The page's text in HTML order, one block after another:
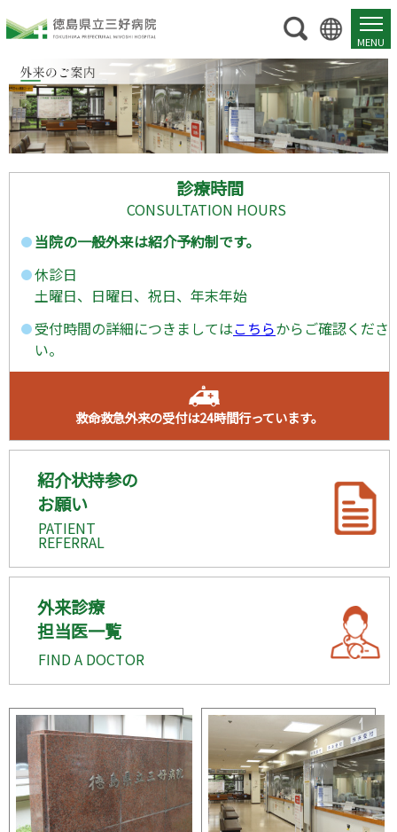
来
の
ご
案
診療時間
CONSULTATION HOURS
当院の一般外来は紹介予約制です。
休診日
土曜日、日曜日、祝日、年末年始
受付時間の詳細につきましてはこちらからご確認くださ
い。
救命救急外来の受付は24時間行っています。
紹介状持参の
お願い
PATIENT
REFERRAL
外来診療
担当医一覧
FIND A DOCTOR